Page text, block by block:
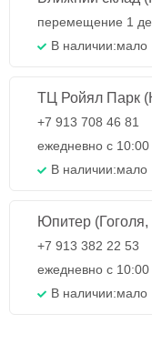
перемещение 1
В наличии:мало
ТЦ Ройял Парк
+7 913 708 46 81
ежедневно с
В наличии:мало
Юпитер (Гоголя,
+7 913 382 22 53
ежедневно с
В наличии:мало